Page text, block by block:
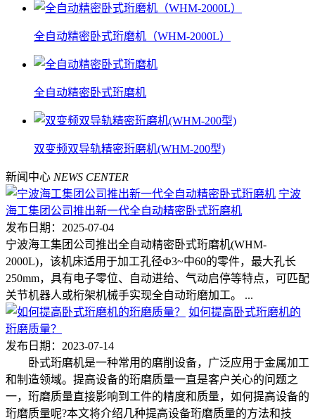
全自动精密卧式珩磨机（WHM-2000L）
全自动精密卧式珩磨机
双变频双导轨精密珩磨机(WHM-200型)
新闻中心 NEWS CENTER
宁波
海工集团公司推出新一代全自动精密卧式珩磨机
发布日期：2025-07-04
宁波海工集团公司推出全自动精密卧式珩磨机(WHM-
2000L)，该机床适用于加工孔径Ф3~中60的零件，最大孔长
250mm，具有电子零位、自动进给、气动启停等特点，可匹配
关节机器人或桁架机械手实现全自动珩磨加工。 ...
如何提高卧式珩磨机的
珩磨质量？
发布日期：2023-07-14
卧式珩磨机是一种常用的磨削设备，广泛应用于金属加工
和制造领域。提高设备的珩磨质量一直是客户关心的问题之
一，珩磨质量直接影响到工件的精度和质量，如何提高设备的
珩磨质量呢?本文将介绍几种提高设备珩磨质量的方法和技